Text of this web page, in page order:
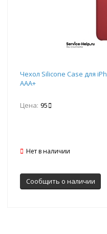
Чехол Silicone Case для
AAA+
Цена: 95
Нет в наличии
Сообщить о наличии